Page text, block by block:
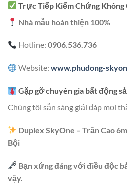
Trực Tiếp Kiểm Chứng Không
Nhà mẫu hoàn thiện 100%
Hotline:0906.536.736
Website:www.phudong-
Gặp gỡ chuyên gia bất động
Chúng tôi sẵn sàng giải đáp mọi
Duplex SkyOne – Trần Cao
Bội
Bạn xứng đáng với điều độc
vậy.